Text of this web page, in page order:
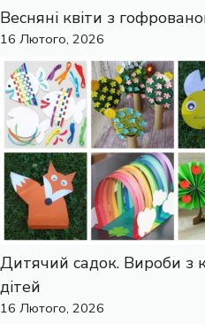
Весняні квіти з
16 Лютого, 2026
Дитячий садок. Вироби з
дітей
16 Лютого, 2026